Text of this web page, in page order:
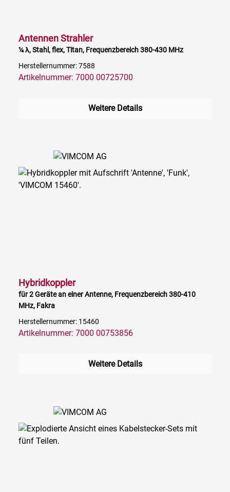
Antennen Strahler
¼ λ, Stahl, flex, Titan, Frequenzbereich 380-430 MHz
Herstellernummer: 7588
Artikelnummer: 7000 00725700
Weitere Details
Hybridkoppler
für 2 Geräte an einer Antenne, Frequenzbereich 380-410
MHz, Fakra
Herstellernummer: 15460
Artikelnummer: 7000 00753856
Weitere Details